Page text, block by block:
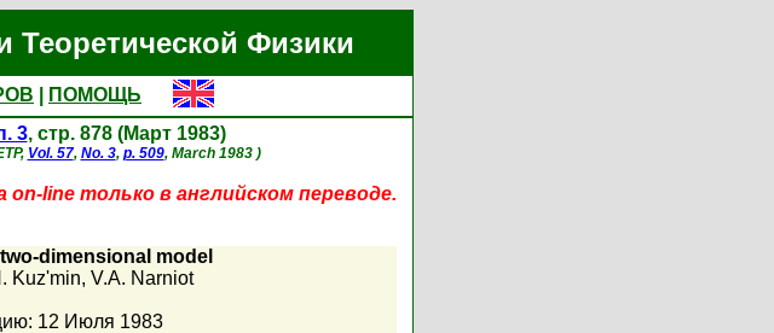
Физики
ПОМОЩЬ
3, стр. 878 (Март 1983)
Vol. 57, No. 3, p. 509, March 1983 )
line только в английском переводе.
dimensional model
Kuz'min, V.A. Narniot
12 Июля 1983